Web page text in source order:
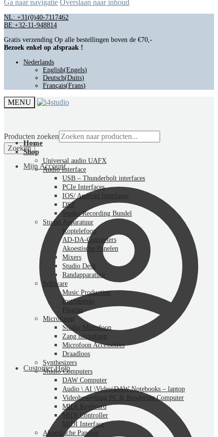
Ga naar navigatie Overslaan naar inhoud
NL: +31(0)40-7117462
BE:+32-11-948814
Gratis verzending Op alle bestellingen boven de €70,-
Bezoek enkel op afspraak !
Nederlands
English(Engels)
Deutsch(Duits)
Français(Frans)
MENU
Producten zoeken
Zoeken
Mijn Account
Customer Help
Home
Shop
Universal audio UAFX
Audio Interface
USB – Thunderbolt interfaces
PCIe Interfaces
IOS/ Android Interfaces
DSP
Studio Recording Bundel
Studio Apparatuur
Koptelefoon
AD-DA-Converters
Akoestische Panelen
Mixers
Studio Desk
Randapparatuur
Software
Music Production
Instruments
Plugins
Microfoons
Studio Microfoon
Zang microfoon
Microfoon Accessoires
Draadloos
Synthesizers
Studio Computers
DAW Computer
Audio \ AI \Video\DAW Notebooks – laptop
Videobewerking PC & Rendering Computer
MIDI Keyboard
MIDI Controller
MIDI Interface
Akoestische Panelen